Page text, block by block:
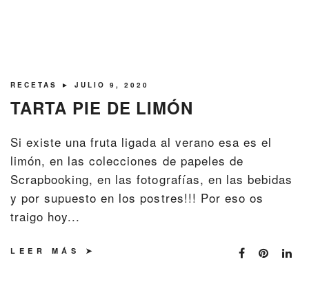
RECETAS ► JULIO 9, 2020
TARTA PIE DE LIMÓN
Si existe una fruta ligada al verano esa es el
limón, en las colecciones de papeles de
Scrapbooking, en las fotografías, en las bebidas
y por supuesto en los postres!!! Por eso os
traigo hoy...
LEER MÁS